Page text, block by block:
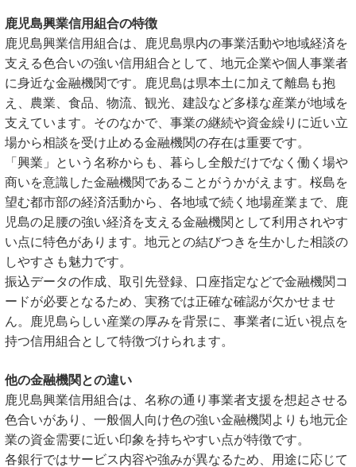
鹿児島興業信用組合の特徴
鹿児島興業信用組合は、鹿児島県内の事業活動や地域経済を
支える色合いの強い信用組合として、地元企業や個人事業者
に身近な金融機関です。鹿児島は県本土に加えて離島も抱
え、農業、食品、物流、観光、建設など多様な産業が地域を
支えています。そのなかで、事業の継続や資金繰りに近い立
場から相談を受け止める金融機関の存在は重要です。
「興業」という名称からも、暮らし全般だけでなく働く場や
商いを意識した金融機関であることがうかがえます。桜島を
望む都市部の経済活動から、各地域で続く地場産業まで、鹿
児島の足腰の強い経済を支える金融機関として利用されやす
い点に特色があります。地元との結びつきを生かした相談の
しやすさも魅力です。
振込データの作成、取引先登録、口座指定などで金融機関コ
ードが必要となるため、実務では正確な確認が欠かせませ
ん。鹿児島らしい産業の厚みを背景に、事業者に近い視点を
持つ信用組合として特徴づけられます。
他の金融機関との違い
鹿児島興業信用組合は、名称の通り事業者支援を想起させる
色合いがあり、一般個人向け色の強い金融機関よりも地元企
業の資金需要に近い印象を持ちやすい点が特徴です。
各銀行ではサービス内容や強みが異なるため、用途に応じて